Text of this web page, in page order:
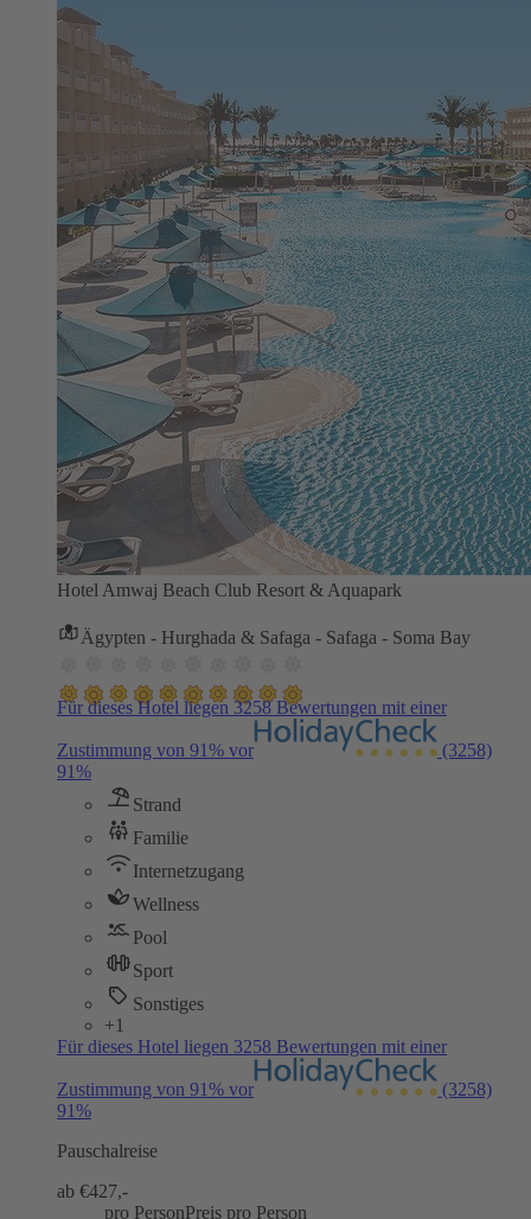
Hotel Amwaj Beach Club Resort & Aquapark
Ägypten - Hurghada & Safaga - Safaga - Soma Bay
Für dieses Hotel liegen 3258 Bewertungen mit einer
Zustimmung von 91% vor
(3258)
91%
Strand
Familie
Internetzugang
Wellness
Pool
Sport
Sonstiges
+1
Für dieses Hotel liegen 3258 Bewertungen mit einer
Zustimmung von 91% vor
(3258)
91%
Pauschalreise
ab €427,-
pro PersonPreis pro Person